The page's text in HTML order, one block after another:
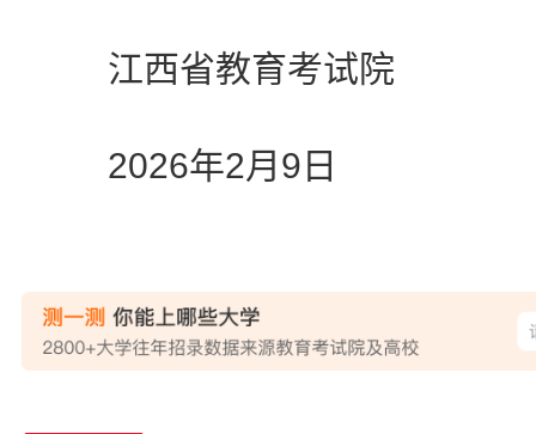
江西省教育考试院
2026年2月9日